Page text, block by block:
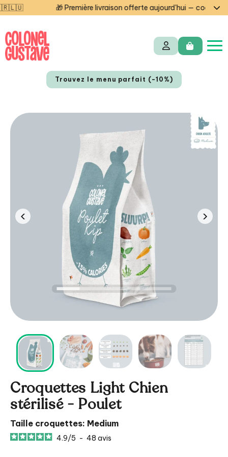
🎁 Première livraison offerte aujourd'hui — code STARTCG2
EN
Trouvez le menu parfait (-10%)
‹ ›
Croquettes Light Chien
stérilisé - Poulet
Taille croquettes: Medium
4.9/5 - 48 avis